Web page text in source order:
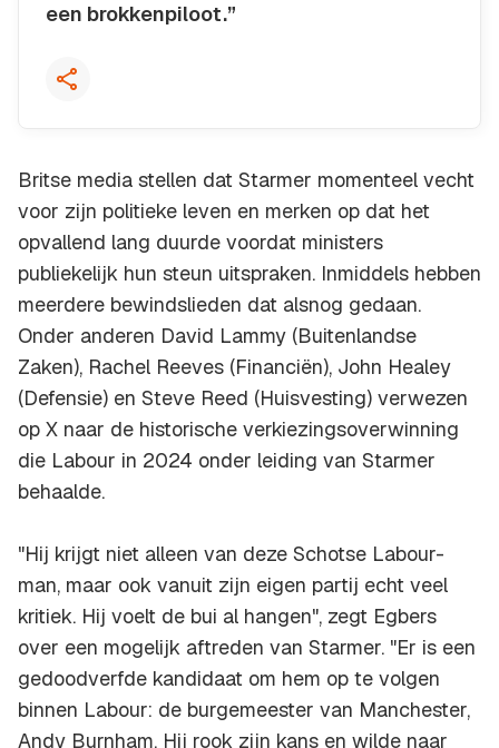
een brokkenpiloot.”
Kopieer quote
Britse media stellen dat Starmer momenteel vecht
voor zijn politieke leven en merken op dat het
opvallend lang duurde voordat ministers
publiekelijk hun steun uitspraken. Inmiddels hebben
meerdere bewindslieden dat alsnog gedaan.
Onder anderen David Lammy (Buitenlandse
Zaken), Rachel Reeves (Financiën), John Healey
(Defensie) en Steve Reed (Huisvesting) verwezen
op X naar de historische verkiezingsoverwinning
die Labour in 2024 onder leiding van Starmer
behaalde.
"Hij krijgt niet alleen van deze Schotse Labour-
man, maar ook vanuit zijn eigen partij echt veel
kritiek. Hij voelt de bui al hangen", zegt Egbers
over een mogelijk aftreden van Starmer. "Er is een
gedoodverfde kandidaat om hem op te volgen
binnen Labour: de burgemeester van Manchester,
Andy Burnham. Hij rook zijn kans en wilde naar